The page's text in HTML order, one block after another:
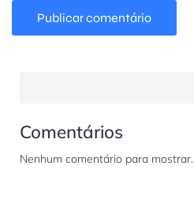
Comentários
Nenhum comentário para mostrar.